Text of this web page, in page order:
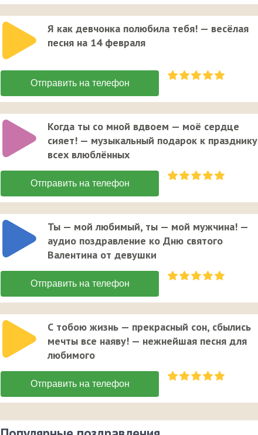
Я как девчонка полюбила тебя! — весёлая
песня на 14 февраля
Когда ты со мной вдвоем — моё сердце
сияет! — музыкальный подарок к празднику
всех влюблённых
Ты — мой любимый, ты — мой мужчина! —
аудио поздравление ко Дню святого
Валентина от девушки
С тобою жизнь — прекрасный сон, сбылись
мечты все наяву! — нежнейшая песня для
любимого